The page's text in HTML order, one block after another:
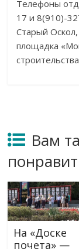
Телефоны
17 и 8(910)-
Старый
площадка «
строительства
Вам
На «Доске
почета» —